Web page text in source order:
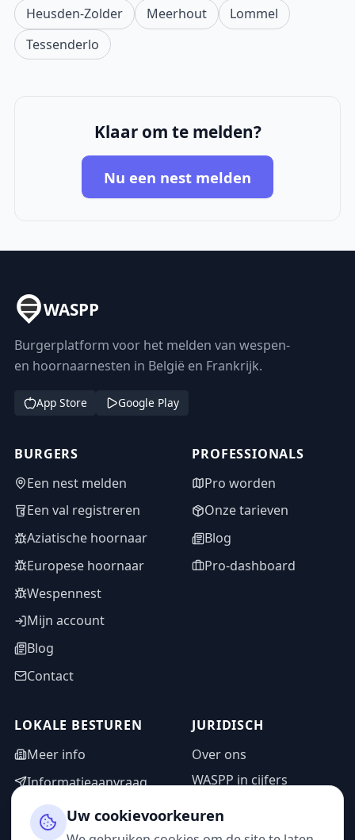
Heusden-Zolder
Meerhout
Lommel
Tessenderlo
Klaar om te melden?
Nu een nest melden
WASPP
Burgerplatform voor het melden van wespen-
en hoornaarnesten in België en Frankrijk.
App Store Google Play
BURGERS
Een nest melden
Een val registreren
Aziatische hoornaar
Europese hoornaar
Wespennest
Mijn account
Blog
Contact
PROFESSIONALS
Pro worden
Onze tarieven
Blog
Pro-dashboard
LOKALE BESTUREN
Meer info
Informatieaanvraag
Adminzone
JURIDISCH
Over ons
WASPP in cijfers
Privacybeleid
Uw cookievoorkeuren